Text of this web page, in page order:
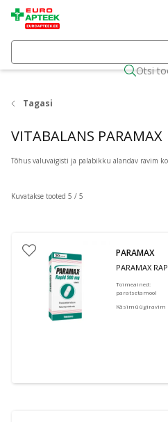
Otsi
Tagasi
VITABALANS PARAMAX
Tõhus valuvaigisti ja palabikku alandav ravim
Kuvatakse tooted 5 / 5
PARAMAX
PARAMAX
Toimeained:
paratsetamool
Käsimüügiravim